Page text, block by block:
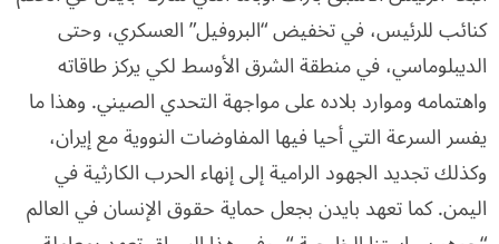
كنائب للرئيس، في تخفيض “البروفيل” العسكري، وحتى
الديبلوماسي، في منطقة الشرق الأوسط لكي يركز طاقاته
واهتمامه وموارد بلاده على مواجهة التحدي الصيني. وهذا ما
يفسر السرعة التي أحيا فيها المفاوضات النووية مع إيران،
وكذلك تجديد الجهود الرامية إلى إنهاء الحرب الكارثية في
اليمن. كما تعهد بايدن بجعل حماية حقوق الإنسان في العالم